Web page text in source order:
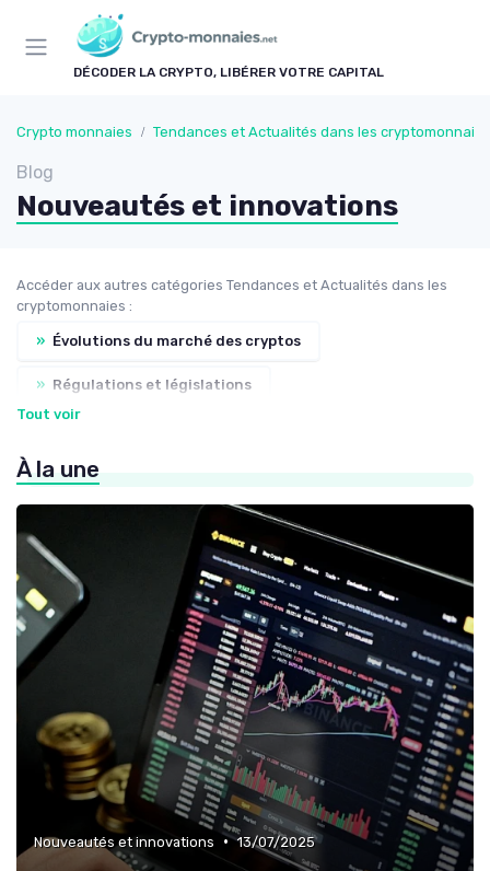
DÉCODER LA CRYPTO, LIBÉRER VOTRE CAPITAL
Crypto monnaies Tendances et Actualités dans les cryptomonnaies
Blog
Nouveautés et innovations
Accéder aux autres catégories Tendances et Actualités dans les
cryptomonnaies :
» Évolutions du marché des cryptos
» Régulations et législations
» Prévisions et perspectives
Tout voir
À la une
Nouveautés et innovations • 13/07/2025
Panneau de gestion des cookies